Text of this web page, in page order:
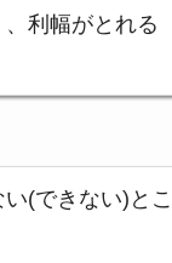
利幅がとれる
(できない)とこ